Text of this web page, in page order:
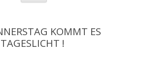
springen
KOMMT ES
!